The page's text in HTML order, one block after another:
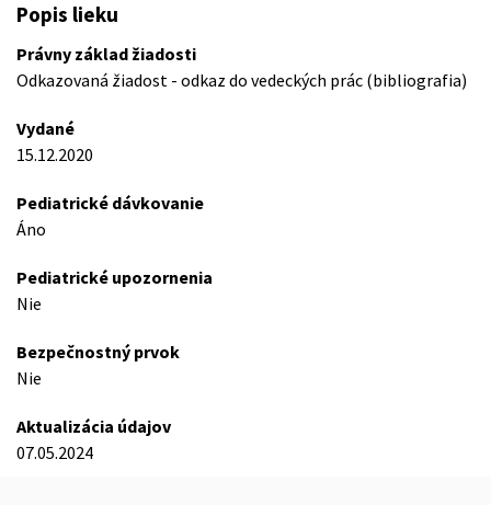
Popis lieku
Právny základ žiadosti
Odkazovaná žiadost - odkaz do vedeckých prác (bibliografia)
Vydané
15.12.2020
Pediatrické dávkovanie
Áno
Pediatrické upozornenia
Nie
Bezpečnostný prvok
Nie
Aktualizácia údajov
07.05.2024